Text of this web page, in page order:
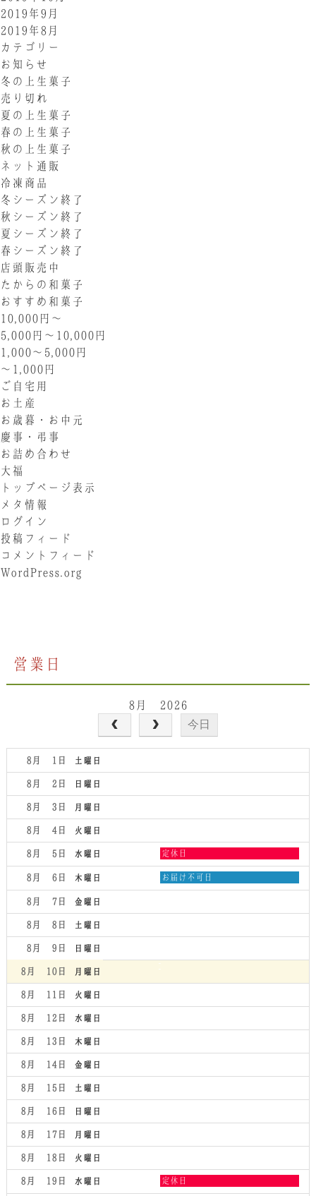
2019年9月
2019年8月
カテゴリー
お知らせ
冬の上生菓子
売り切れ
夏の上生菓子
春の上生菓子
秋の上生菓子
ネット通販
冷凍商品
冬シーズン終了
秋シーズン終了
夏シーズン終了
春シーズン終了
店頭販売中
たからの和菓子
おすすめ和菓子
10,000円〜
5,000円〜10,000円
1,000〜5,000円
〜1,000円
ご自宅用
お土産
お歳暮・お中元
慶事・弔事
お詰め合わせ
大福
トップページ表示
メタ情報
ログイン
投稿フィード
コメントフィード
WordPress.org
営業日
8月 2026
今日
土曜日
8月 1
日曜日
8月 2
月曜日
8月 3
火曜日
8月 4
水曜日
8月 5
水
日,
8
2026
定休日
木曜日
8月 6
木
お届け不可日
金曜日
8月 7
土曜日
8月 8
日曜日
8月 9
月曜日
8月 10
火曜日
8月 11
水曜日
8月 12
木曜日
8月 13
金曜日
8月 14
土曜日
8月 15
日曜日
8月 16
月曜日
8月 17
火曜日
8月 18
水曜日
8月 19
水
定休日